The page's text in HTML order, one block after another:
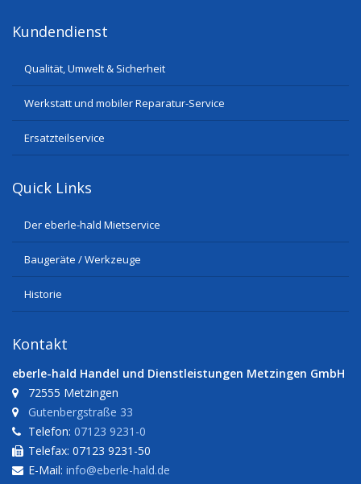
Kundendienst
Qualität, Umwelt & Sicherheit
Werkstatt und mobiler Reparatur-Service
Ersatzteilservice
Quick Links
Der eberle-hald Mietservice
Baugeräte / Werkzeuge
Historie
Kontakt
eberle-hald Handel und Dienstleistungen Metzingen GmbH
72555 Metzingen
Gutenbergstraße 33
Telefon: 07123 9231-0
Telefax: 07123 9231-50
E-Mail: info@eberle-hald.de